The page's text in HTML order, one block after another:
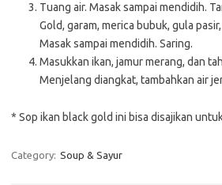
Tuang air. Masak sampai mendidih.
Gold, garam, merica bubuk, gula
Masak sampai mendidih. Saring.
Masukkan ikan, jamur merang, dan
Menjelang diangkat, tambahkan air
* Sop ikan black gold ini bisa disajikan
Category: Soup & Sayur